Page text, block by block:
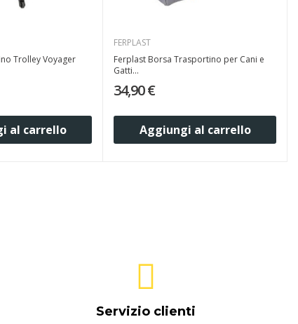
Trolley Voyager
al carrello
FERPLAST
Ferplast Borsa Trasportino per Cani e
Gatti...
34,90 €
Aggiungi al carrello
Servizio clienti